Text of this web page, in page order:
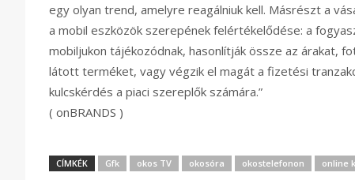
egy olyan trend, amelyre reagálniuk kell. Másrészt a
a mobil eszközök szerepének felértékelődése: a
mobiljukon tájékozódnak, hasonlítják össze az árakat,
látott terméket, vagy végzik el magát a fizetési
kulcskérdés a piaci szereplők számára.”
( onBRANDS )
CÍMKÉK Gfk okos TV okosóra okostelefonon online